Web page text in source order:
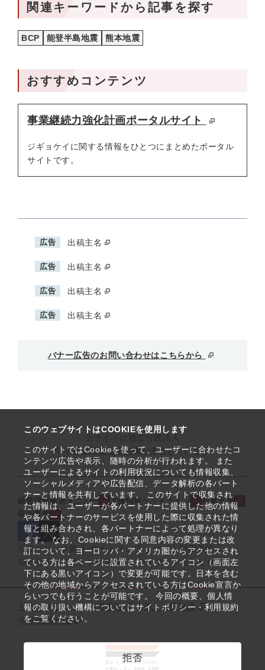
このウェブサイトはCOOKIEを使用します
このサイトではCookieを使って、ユーザーに合わせたコ
ンテンツ広告や表示、随時の分析が行われます。 また
ユーザーによるサイトの利用状況についても情報収集、
ソーシャルメディアや広告配信、データ解析の各パート
ナーと情報を共有しています。 このサイトで収集され
た情報は、ユーザーが各パートナーに提供した他の情報
や各パートナーのサービスを使用した際に収集された情
報と組み合わされ、各パートナーによって処理が異なり
ます。 なお、Cookieに関する同意内容の変更または改
訂について、ヨーロッパ・アメリカ圏からアクセスされ
ている方は各ページに設置されているアイコン（画面左
下にある黒いアイコン）で変更が可能です。日本を含む
その他の地域からアクセスされている方はCookie宣言か
らいつでも行うことが可能です。 今回の概要、個人情
報の取り扱い機構についてはサイトポリシー・利用規約
をご覧ください。
拒否
関連キーワードから記事を探す
BCP 能登半島地震 熊本地震
おすすめコンテンツ
事業継続力強化計画ポータルサイト
ジギョケイに関する情報をひとつにまとめたポータル
サイトです。
広告 出稿主名
広告 出稿主名
広告 出稿主名
広告 出稿主名
バナー広告のお問い合わせはこちらから
中小企業基盤整備機構が運営しています
経営課題解決メニュー 支援情報ヘッドライン
起業支援
取組事例
役立つリンク集 サイトマップ
サイト利用条件
SNS公式アカウント一覧
ウェブアクセシビリティ
サイトポリシー・利用規約
個人情報保護
中小機構とは